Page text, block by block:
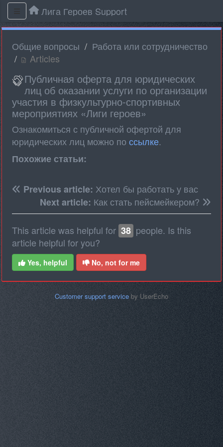
Лига Героев Support
Общие вопросы
Работа или сотрудничество
Articles
Публичная оферта для юридических
лиц об оказании услуги по организации
участия в физкультурно-спортивных
мероприятиях «Лиги героев»
Ознакомиться с публичной офертой для
юридических лиц можно по ссылке.
Похожие статьи:
Previous article: Хотел бы работать у вас
Next article: Как стать пейсмейкером?
This article was helpful for 38 people. Is this
article helpful for you?
Yes, helpful No, not for me
Customer support service by UserEcho